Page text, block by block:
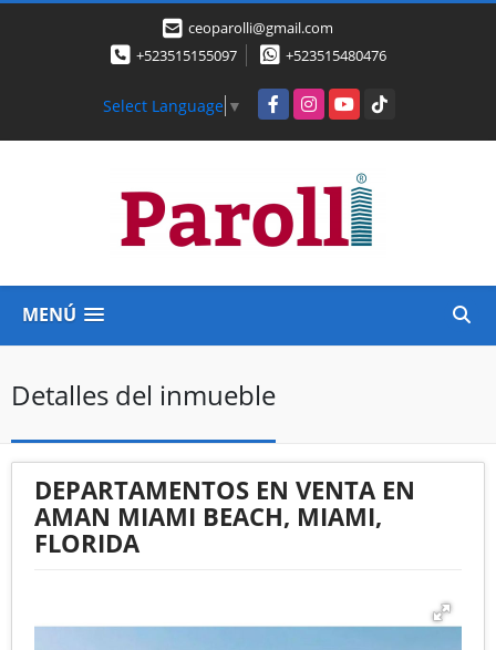
ceoparolli@gmail.com
+523515155097
+523515480476
Select Language ▼ FacebookInstagramYouTubeTikTok
MENÚ
Detalles del inmueble
DEPARTAMENTOS EN VENTA EN
AMAN MIAMI BEACH, MIAMI,
FLORIDA